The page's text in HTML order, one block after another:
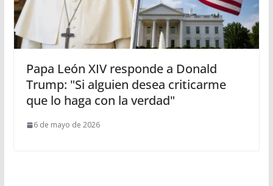
Papa León XIV responde a Donald
Trump: "Si alguien desea criticarme
que lo haga con la verdad"
6 de mayo de 2026